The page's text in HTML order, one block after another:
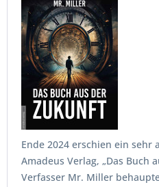
Ende 2024 erschien ein sehr
Amadeus Verlag, „Das Buch
Verfasser Mr. Miller